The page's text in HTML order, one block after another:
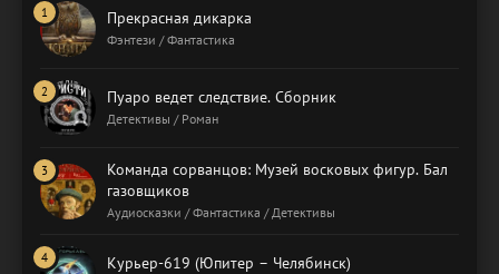
Прекрасная дикарка
Фэнтези / Фантастика
Пуаро ведет следствие. Сборник
Детективы / Роман
Команда сорванцов: Музей восковых фигур. Бал
газовщиков
Аудиосказки / Фантастика / Детективы
Курьер-619 (Юпитер – Челябинск)